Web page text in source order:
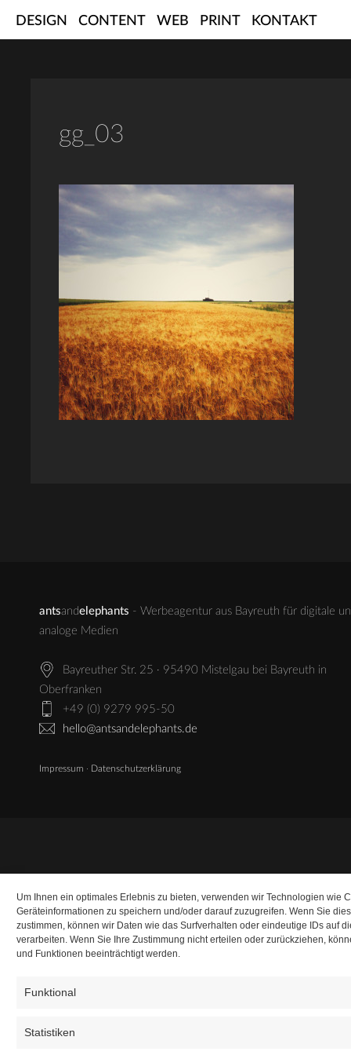
Um Ihnen ein optimales Erlebnis zu bieten, verwenden wir Technologien wie
Geräteinformationen zu speichern und/oder darauf zuzugreifen. Wenn Sie
zustimmen, können wir Daten wie das Surfverhalten oder eindeutige IDs auf
verarbeiten. Wenn Sie Ihre Zustimmung nicht erteilen oder zurückziehen,
und Funktionen beeinträchtigt werden.
Funktional
Statistiken
DESIGN CONTENT WEB PRINT KONTAKT
gg_03
antsandelephants - Werbeagentur aus Bayreuth für digitale
analoge Medien
Bayreuther Str. 25 · 95490 Mistelgau bei Bayreuth in
Oberfranken
+49 (0) 9279 995-50
hello@antsandelephants.de
Impressum · Datenschutzerklärung